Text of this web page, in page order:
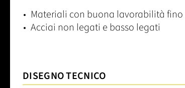
Materiali con buona lavorabilità fino
Acciai non legati e basso legati
DISEGNO TECNICO